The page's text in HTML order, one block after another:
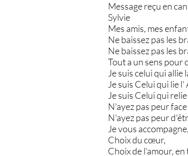
Message reçu en
Sylvie
Mes amis, mes
Ne baissez pas les
Ne baissez pas les
Tout a un sens pour
Je suis celui qui allie
Je suis Celui qui lie
Je suis Celui qui
N'ayez pas peur
N'ayez pas peur
Je vous
Choix du cœur,
Choix de l'amour,